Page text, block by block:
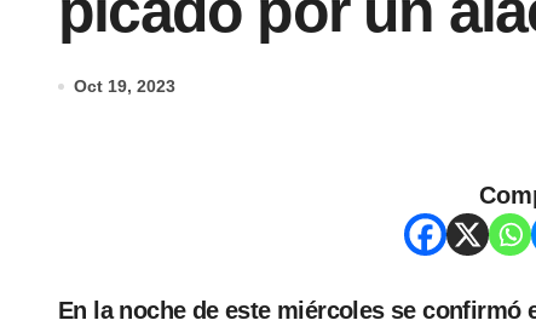
Oct 19, 2023
En la noche de este miércoles se confirmó el fallecimiento del niño de 12 años de edad que